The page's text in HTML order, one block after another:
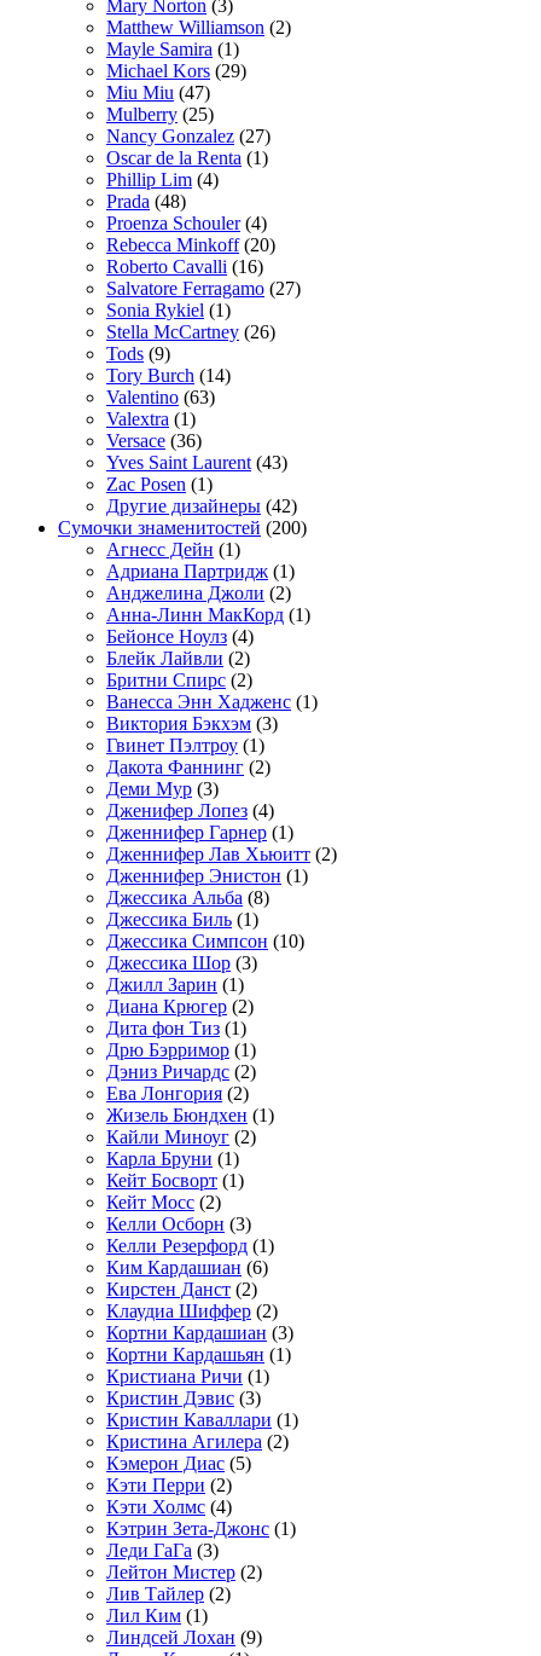
Mary Norton (3)
Matthew Williamson (2)
Mayle Samira (1)
Michael Kors (29)
Miu Miu (47)
Mulberry (25)
Nancy Gonzalez (27)
Oscar de la Renta (1)
Phillip Lim (4)
Prada (48)
Proenza Schouler(4)
Rebecca Minkoff(20)
Roberto Cavalli (16)
Salvatore Ferragamo (27)
Sonia Rykiel (1)
Stella McCartney (26)
Tods (9)
Tory Burch (14)
Valentino (63)
Valextra (1)
Versace (36)
Yves Saint Laurent (43)
Zac Posen (1)
Другие дизайнеры (42)
Сумочки знаменитостей (200)
Агнесс Дейн (1)
Адриана Партридж (1)
Анджелина Джоли (2)
Анна-Линн МакКорд (1)
Бейонсе Ноулз (4)
Блейк Лайвли (2)
Бритни Спирс (2)
Ванесса Энн Хадженс (1)
Виктория Бэкхэм (3)
Гвинет Пэлтроу (1)
Дакота Фаннинг (2)
Деми Мур (3)
Дженифер Лопез (4)
Дженнифер Гарнер (1)
Дженнифер Лав Хьюитт (2)
Дженнифер Энистон (1)
Джессика Альба (8)
Джессика Биль (1)
Джессика Симпсон (10)
Джессика Шор (3)
Джилл Зарин (1)
Диана Крюгер (2)
Дита фон Тиз (1)
Дрю Бэрримор (1)
Дэниз Ричардс (2)
Ева Лонгория (2)
Жизель Бюндхен (1)
Кайли Миноуг (2)
Карла Бруни (1)
Кейт Босворт (1)
Кейт Мосс (2)
Келли Осборн (3)
Келли Резерфорд (1)
Ким Кардашиан (6)
Кирстен Данст (2)
Клаудиа Шиффер (2)
Кортни Кардашиан (3)
Кортни Кардашьян (1)
Кристиана Ричи (1)
Кристин Дэвис (3)
Кристин Каваллари (1)
Кристина Агилера (2)
Кэмерон Диас (5)
Кэти Перри (2)
Кэти Холмс (4)
Кэтрин Зета-Джонс (1)
Леди ГаГа (3)
Лейтон Мистер (2)
Лив Тайлер (2)
Лил Ким (1)
Линдсей Лохан (9)